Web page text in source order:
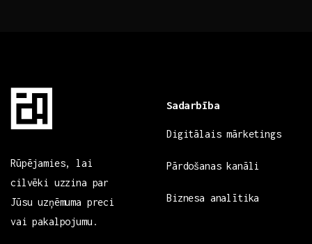
Rūpējamies, lai
cilvēki uzzina par
Jūsu uzņēmuma preci
vai pakalpojumu.
Sadarbība
Digitālais mārketings
Pārdošanas kanāli
Biznesa analītika